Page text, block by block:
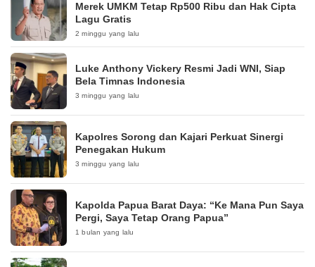
Merek UMKM Tetap Rp500 Ribu dan Hak Cipta
Lagu Gratis
2 minggu yang lalu
Luke Anthony Vickery Resmi Jadi WNI, Siap
Bela Timnas Indonesia
3 minggu yang lalu
Kapolres Sorong dan Kajari Perkuat Sinergi
Penegakan Hukum
3 minggu yang lalu
Kapolda Papua Barat Daya: “Ke Mana Pun Saya
Pergi, Saya Tetap Orang Papua”
1 bulan yang lalu